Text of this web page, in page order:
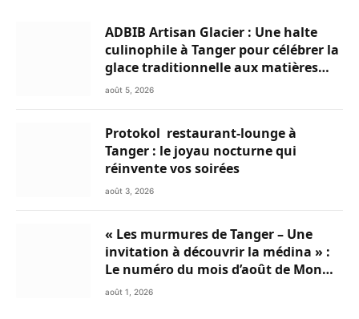
ADBIB Artisan Glacier : Une halte
culinophile à Tanger pour célébrer la
glace traditionnelle aux matières
premières de choix
août 5, 2026
Protokol restaurant-lounge à
Tanger : le joyau nocturne qui
réinvente vos soirées
août 3, 2026
« Les murmures de Tanger – Une
invitation à découvrir la médina » :
Le numéro du mois d’août de Mon
Livret du Nord du Maroc est
août 1, 2026